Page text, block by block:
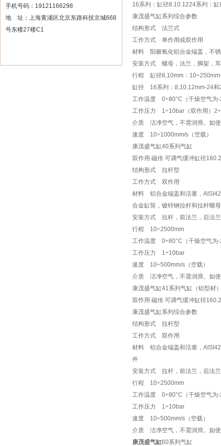
手机号码：19121166298
地 址：上海黄浦区北京东路科技京城668
号东楼27楼C1
16系列：缸径8.10.1224系列：
康茂盛气缸系列综合参数
结构形式 法兰式
工作方式 单作用或双作用
材料 阳极氧化铝合金端盖，不
安装方式 螺母，法兰，脚架，
行程 缸径8,10mm：
缸径 16系列：8,10,12mm-24和
工作温度 0÷80°C（干燥空气为-
工作压力 1÷10bar（双作用）
介质 洁净空气，不需润滑。如
速度 10÷1000mm/s（空载）
康茂盛气缸40系列气缸
双作用.磁传.可调气缓冲缸径
结构形式 拉杆型
工作方式 双作用
材料 铝合金端盖和活塞，
合金缸筒，镀锌钢拉杆和拉杆螺
安装方式 拉杆，前法兰，后法
行程 10÷2500mm
工作温度 0÷80°C（干燥空气为-
工作压力 1÷10bar
速度 10÷500mm/s（空载）
介质 洁净空气，不需润滑。如
康茂盛气缸41系列气缸（铝型材
双作用.磁传.可调气缓冲缸径
康茂盛气缸系列综合参数
结构形式 拉杆型
工作方式 双作用
材料 铝合金端盖和活塞，
件
安装方式 拉杆，前法兰，后法
行程 10÷2500mm
工作温度 0÷80°C（干燥空气为-
工作压力 1÷10bar
速度 10÷500mm/s（空载）
介质 洁净空气，不需润滑。如
康茂盛气缸60系列气缸